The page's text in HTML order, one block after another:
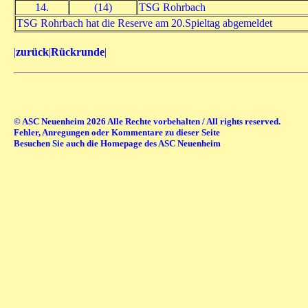
14.
(14) TSG Rohrbach
TSG Rohrbach hat die Reserve am 20.Spieltag abgemeldet
|zurück|Rückrunde|
© ASC Neuenheim 2026 Alle Rechte vorbehalten / All rights reserved.
Fehler, Anregungen oder Kommentare zu dieser Seite
Besuchen Sie auch die Homepage des ASC Neuenheim